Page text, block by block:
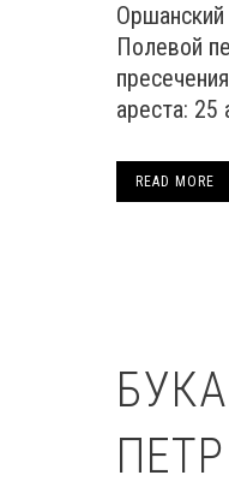
Полевой
ареста: 25
READ MORE
ПЕТР